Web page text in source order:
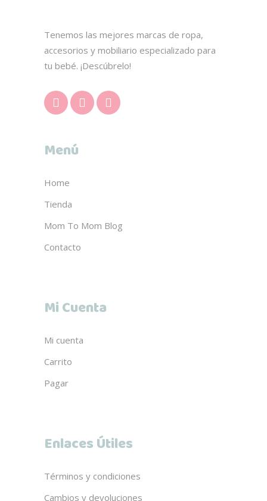
Tenemos las mejores marcas de ropa,
accesorios y mobiliario especializado para
tu bebé. ¡Descúbrelo!
Menú
Home
Tienda
Mom To Mom Blog
Contacto
Mi Cuenta
Mi cuenta
Carrito
Pagar
Enlaces Útiles
Términos y condiciones
Cambios y devoluciones